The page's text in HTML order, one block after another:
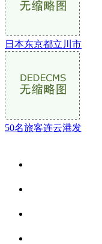
日本东京都立川市
50名旅客连云港发